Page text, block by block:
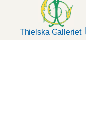
Thielska Galleriet